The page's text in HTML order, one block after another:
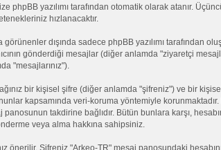
yazılımı tarafından otomatik olarak atanır.
hızlanacaktır.
dışında sadece phpBB yazılımı tarafından
gönderdiği mesajlar (diğer anlamda "ziyaretçi
"mesajlarınız").
bir kişisel şifre (diğer anlamda "şifreniz") ve bir
kapsamında veri-koruma yöntemiyle korunmaktadır.
takdirine bağlıdır. Bütün bunlara karşı,
veya alma hakkına sahipsiniz.
önerilir. Şifreniz "Arkeo-TR" mesaj panosundaki